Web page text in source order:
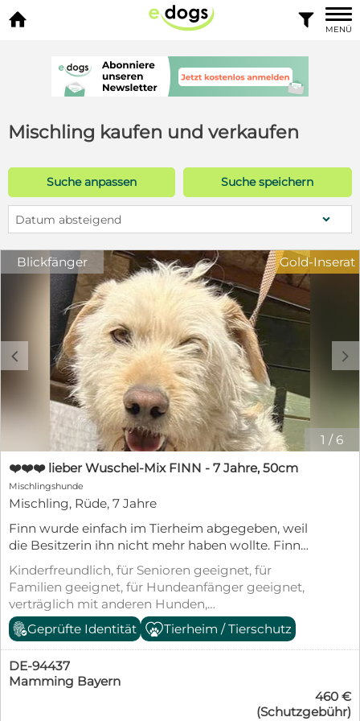
 
MENÜ
Mischling kaufen und verkaufen
Suche anpassen Suche speichern
Datum absteigend
Blickfänger
1 / 6
c d
Gold-Inserat
❤️❤️❤️ lieber Wuschel-Mix FINN - 7 Jahre, 50cm
Mischlingshunde
Mischling, Rüde, 7 Jahre
Finn wurde einfach im Tierheim abgegeben, weil
die Besitzerin ihn nicht mehr haben wollte. Finn
versteht die Welt nicht mehr, warum ist er jetzt
hier? Warum ist er eingesperrt? Bei jedem
Geräusch hofft er, das er endlich wieder abgeholt
wird. Wir wünschen uns, das Finn bald wieder
glücklich sein darf und eine liebevolle Familie
findet. Finn ist ein ganz lieber, freundlicher,
menschenbezogener, aufgeweckter und am
Anfang noch etwas ängstlicher Rüde. Finn ist
Katzen können wir ihn vor Ort leider nicht testen.
Kinderfreundlich, für Senioren geeignet, für
Familien geeignet, für Hundeanfänger geeignet,
verträglich mit anderen Hunden,
kastriert/sterilisiert, geimpft (mind.
Pflichtimpfungen), entwurmt, gechipt, mit EU-
Heimtierausweis, aus dem Tierheim,
Tierschutzgesetz §11
Geprüfte Identität Tierheim / Tierschutz
DE-94437
Mamming Bayern
460 €
(Schutzgebühr)